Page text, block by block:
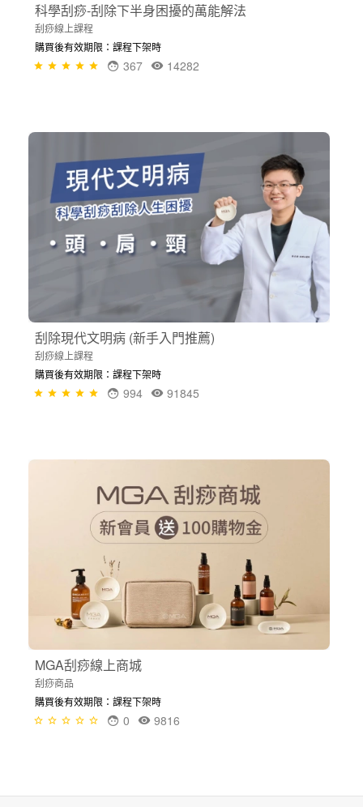
科學刮痧-刮除下半身困擾的萬能解法
刮痧線上課程
購買後有效期限：課程下架時
14282
367
刮除現代文明病 (新手入門推薦)
刮痧線上課程
購買後有效期限：課程下架時
91845
994
MGA刮痧線上商城
刮痧商品
購買後有效期限：課程下架時
9816
0